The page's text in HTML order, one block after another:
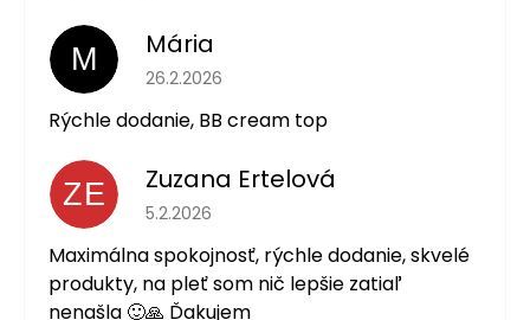
M Mária
Hodnotenie obchodu je 5 z 5 hviezdičiek.
26.2.2026
Rýchle dodanie, BB cream top
ZE Zuzana Ertelová
Hodnotenie obchodu je 5 z 5 hviezdičiek.
5.2.2026
Maximálna spokojnosť, rýchle dodanie, skvelé
produkty, na pleť som nič lepšie zatiaľ
nenašla 🙂🙏 Ďakujem